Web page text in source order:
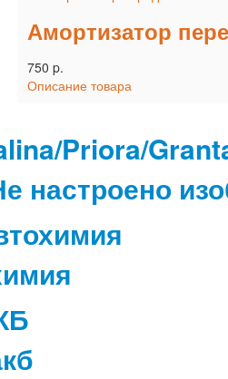
Амортизатор
750 p.
Описание товара
Priora/